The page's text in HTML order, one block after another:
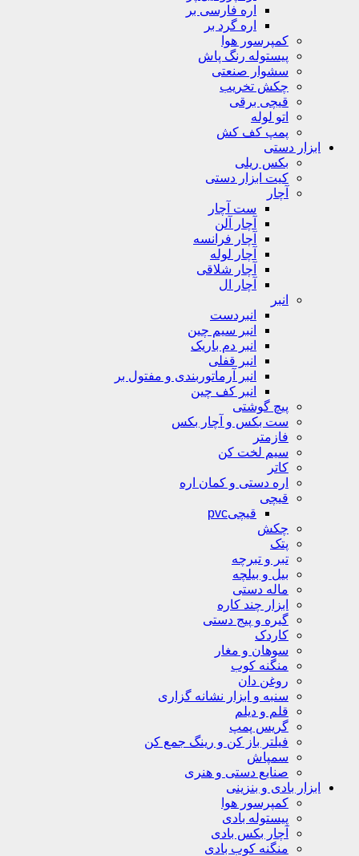
اره فارسی بر
اره گرد بر
کمپرسور هوا
پیستوله رنگ پاش
سشوار صنعتی
چکش تخریب
قیچی برقی
اتو لوله
پمپ کف کش
ابزار دستی
بکس ریلی
کیت ابزار دستی
آچار
ست آچار
آچار آلن
آچار فرانسه
آچار لوله
آچار شلاقی
آچار ال
انبر
انبردست
انبر سیم چین
انبر دم باریک
انبر قفلی
انبر آرماتوربندی و مفتول بر
انبر کف چین
پیچ گوشتی
ست بکس و آچار بکس
فازمتر
سیم لخت کن
کاتر
اره دستی و کمان اره
قیچی
قیچیpvc
چکش
پتک
تبر و تبرچه
بیل و بیلچه
ماله دستی
ابزار چند کاره
گیره و پیج دستی
کاردک
سوهان و مغار
منگنه کوب
روغن دان
سنبه و ابزار نشانه گزاری
قلم و دیلم
گریس پمپ
فیلتر باز کن و رینگ جمع کن
سمپاش
صنایع دستی و هنری
ابزار بادی و بنزینی
کمپرسور هوا
پیستوله بادی
آچار بکس بادی
منگنه کوب بادی